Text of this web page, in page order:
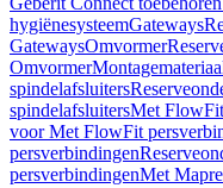
hygiënesysteemGateways
GatewaysOmvormer
Omvormer
spindelafsluiters
spindelafsluitersMet
voor Met FlowFit
persverbindingen
persverbindingenMet